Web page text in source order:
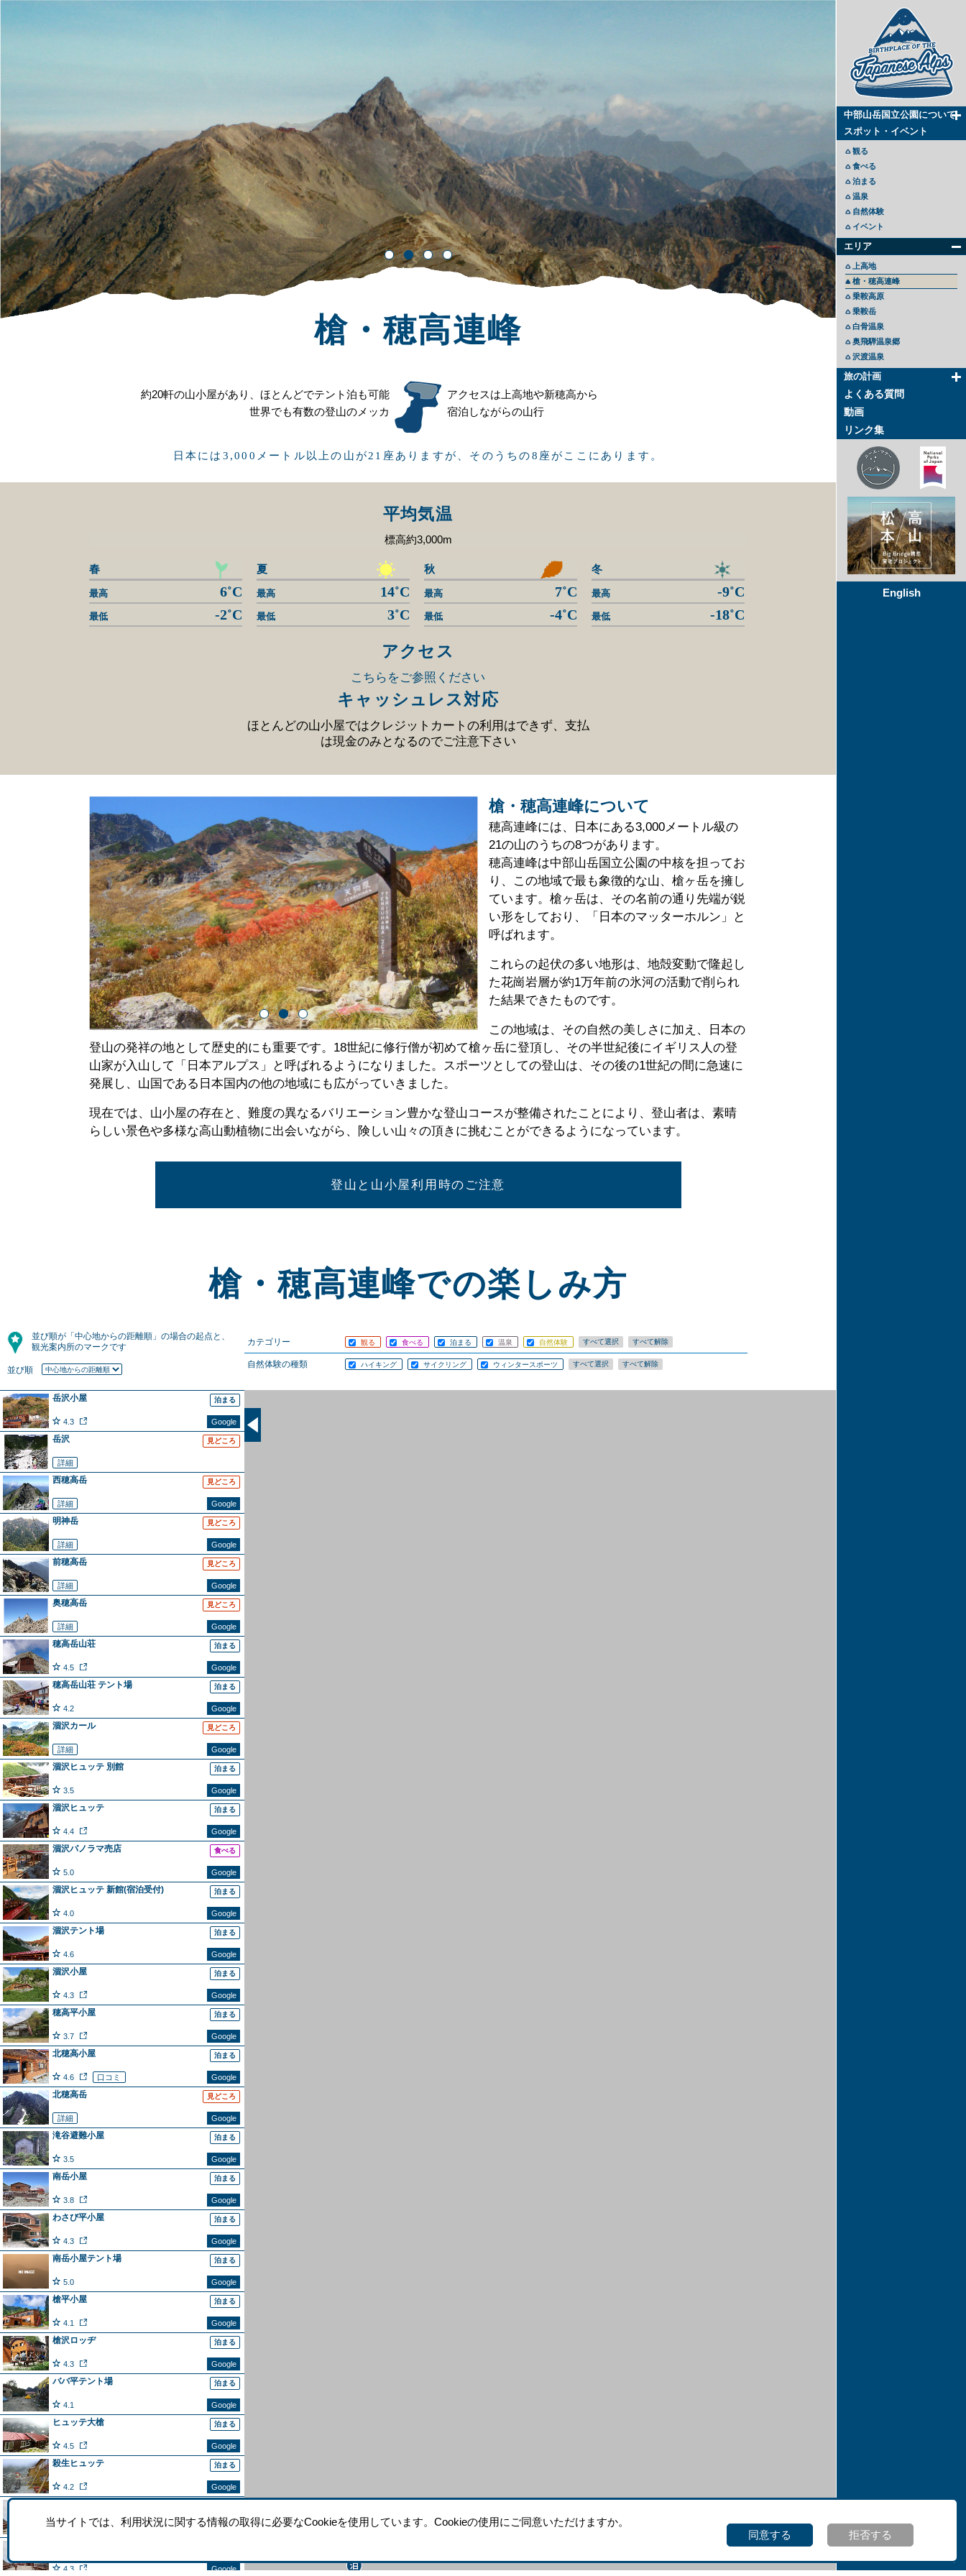
槍・穂高連峰
約20軒の山小屋があり、ほとんどでテント泊も可能
世界でも有数の登山のメッカ
アクセスは上高地や新穂高から
宿泊しながらの山行
日本には3,000メートル以上の山が21座ありますが、そのうちの8座がここにあります。
平均気温
標高約3,000m
春
最高 6˚C
最低 -2˚C
夏
最高 14˚C
最低 3˚C
秋
最高 7˚C
最低 -4˚C
冬
最高 -9˚C
最低 -18˚C
アクセス
こちらをご参照ください
キャッシュレス対応
ほとんどの山小屋ではクレジットカートの利用はできず、支払
は現金のみとなるのでご注意下さい
槍・穂高連峰について
穂高連峰には、日本にある3,000メートル級の
21の山のうちの8つがあります。
穂高連峰は中部山岳国立公園の中核を担ってお
り、この地域で最も象徴的な山、槍ヶ岳を擁し
ています。槍ヶ岳は、その名前の通り先端が鋭
い形をしており、「日本のマッターホルン」と
呼ばれます。
これらの起伏の多い地形は、地殻変動で隆起し
た花崗岩層が約1万年前の氷河の活動で削られ
た結果できたものです。
この地域は、その自然の美しさに加え、日本の
登山の発祥の地として歴史的にも重要です。18世紀に修行僧が初めて槍ヶ岳に登頂し、その半世紀後にイギリス人の登
山家が入山して「日本アルプス」と呼ばれるようになりました。スポーツとしての登山は、その後の1世紀の間に急速に
発展し、山国である日本国内の他の地域にも広がっていきました。
現在では、山小屋の存在と、難度の異なるバリエーション豊かな登山コースが整備されたことにより、登山者は、素晴
らしい景色や多様な高山動植物に出会いながら、険しい山々の頂きに挑むことができるようになっています。
登山と山小屋利用時のご注意
槍・穂高連峰での楽しみ方
並び順が「中心地からの距離順」の場合の起点と、
観光案内所のマークです
並び順
カテゴリー 観る 食べる 泊まる 温泉 自然体験
自然体験の種類 ハイキング サイクリング ウィンタースポーツ
泊まる
岳沢小屋
4.3 Google
見どころ
岳沢
詳細
見どころ
西穂高岳
Google
詳細
見どころ
明神岳
Google
詳細
見どころ
前穂高岳
Google
詳細
見どころ
奥穂高岳
Google
詳細
泊まる
穂高岳山荘
4.5 Google
泊まる
穂高岳山荘 テント場
4.2 Google
見どころ
涸沢カール
Google
詳細
泊まる
涸沢ヒュッテ 別館
3.5 Google
泊まる
涸沢ヒュッテ
4.4 Google
食べる
涸沢パノラマ売店
5.0 Google
泊まる
涸沢ヒュッテ 新館(宿泊受付)
4.0 Google
泊まる
涸沢テント場
4.6 Google
泊まる
涸沢小屋
4.3 Google
泊まる
穂高平小屋
3.7 Google
泊まる
北穂高小屋
4.6 Google
口コミ
見どころ
北穂高岳
Google
詳細
泊まる
滝谷避難小屋
3.5 Google
泊まる
南岳小屋
3.8 Google
泊まる
わさび平小屋
4.3 Google
泊まる
南岳小屋テント場
5.0 Google
泊まる
槍平小屋
4.1 Google
泊まる
槍沢ロッヂ
4.3 Google
泊まる
ババ平テント場
4.1 Google
泊まる
ヒュッテ大槍
4.5 Google
泊まる
殺生ヒュッテ
4.2 Google
4.2 Google
4.3 Google
中部山岳国立公園について
スポット・イベント
観る
食べる
泊まる
温泉
自然体験
イベント
エリア
上高地
槍・穂高連峰
乗鞍高原
乗鞍岳
白骨温泉
奥飛騨温泉郷
沢渡温泉
旅の計画
よくある質問
動画
リンク集
English
当サイトでは、利用状況に関する情報の取得に必要なCookieを使用しています。Cookieの使用にご同意いただけますか。
同意する
拒否する